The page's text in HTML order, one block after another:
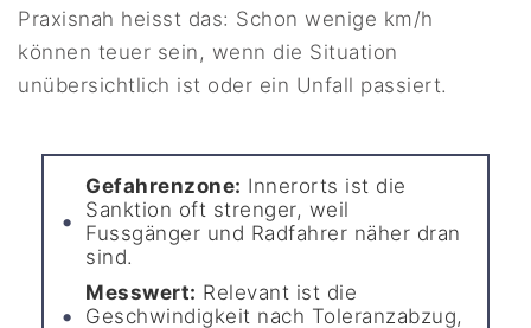
Praxisnah heisst das: Schon wenige km/h
können teuer sein, wenn die Situation
unübersichtlich ist oder ein Unfall passiert.
Gefahrenzone: Innerorts ist die
Sanktion oft strenger, weil
Fussgänger und Radfahrer näher dran
sind.
Messwert: Relevant ist die
Geschwindigkeit nach Toleranzabzug,